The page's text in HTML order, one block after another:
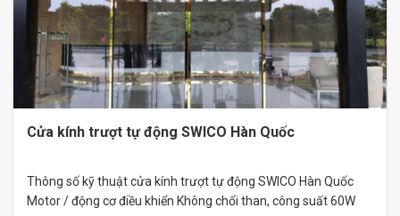
Cửa kính trượt tự động SWICO Hàn Quốc
Thông số kỹ thuật cửa kính trượt tự động SWICO Hàn Quốc
Motor / động cơ điều khiển Không chổi than, công suất 60W